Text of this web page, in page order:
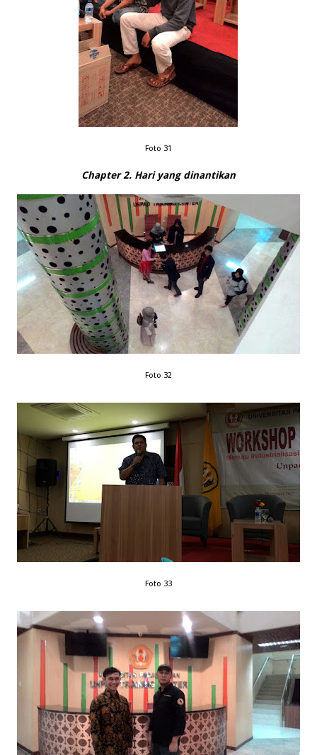
Foto 31
Chapter 2. Hari yang dinantikan
Foto 32
Foto 33